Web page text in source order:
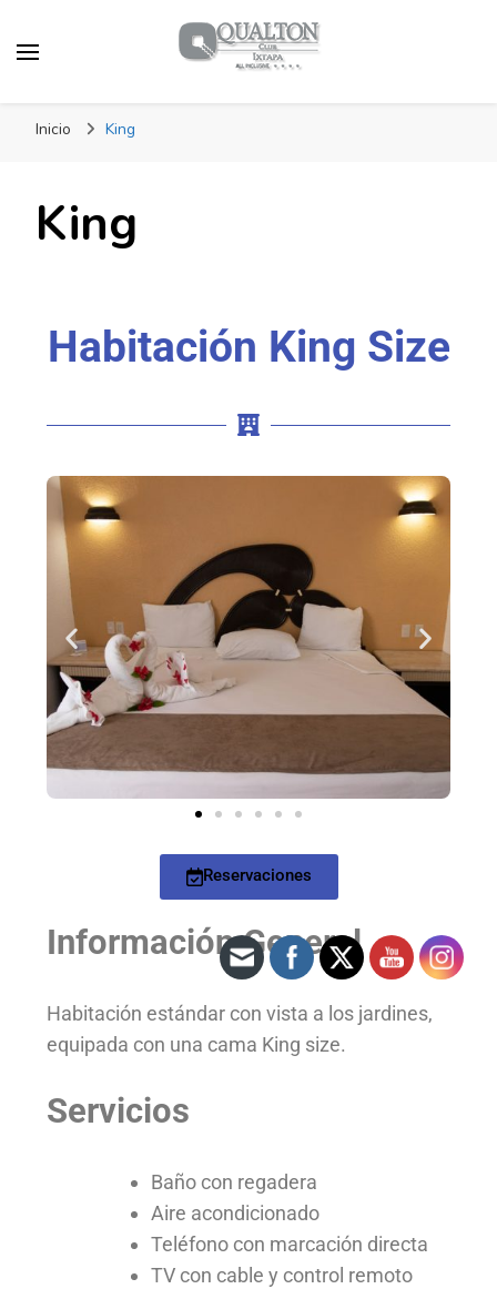
Inicio King
King
Habitación King Size
Reservaciones
Información General
Habitación estándar con vista a los jardines,
equipada con una cama King size.
Servicios
Baño con regadera
Aire acondicionado
Teléfono con marcación directa
TV con cable y control remoto